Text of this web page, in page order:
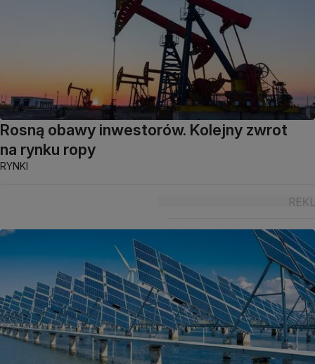
Rosną obawy inwestorów. Kolejny zwrot
na rynku ropy
RYNKI